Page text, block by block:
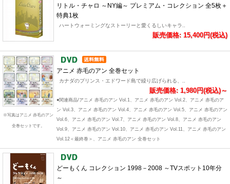
リトル・チャロ ～NY編～ プレミアム・コレクション 全5枚＋
特典1枚
ハートウォーミングなストーリーと愛くるしいキャラ..
販売価格: 15,400円(税込)
※写真はアニメ 赤毛のアン
全巻セットです。
アニメ 赤毛のアン 全巻セット
カナダのプリンス・エドワード島で繰り広げられる、..
販売価格: 1,980円(税込)～
●関連商品/アニメ 赤毛のアン Vol.1、アニメ 赤毛のアン Vol.2、アニメ 赤毛のア
ン Vol.3、アニメ 赤毛のアン Vol.4、アニメ 赤毛のアン Vol.5、アニメ 赤毛のアン
Vol.6、アニメ 赤毛のアン Vol.7、アニメ 赤毛のアン Vol.8、アニメ 赤毛のアン
Vol.9、アニメ 赤毛のアン Vol.10、アニメ 赤毛のアン Vol.11、アニメ 赤毛のアン
Vol.12＜最終巻＞、アニメ 赤毛のアン 全巻セット
どーもくん コレクション 1998－2008 ～TVスポット10年分
～